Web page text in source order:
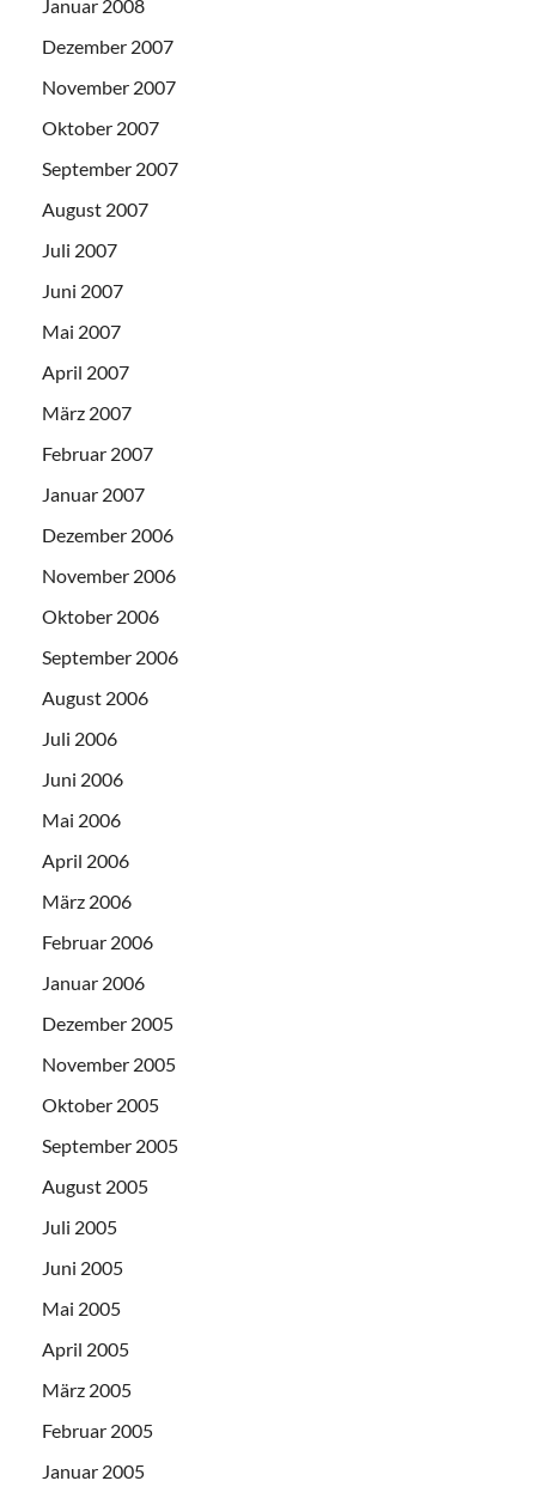
Januar 2008
Dezember 2007
November 2007
Oktober 2007
September 2007
August 2007
Juli 2007
Juni 2007
Mai 2007
April 2007
März 2007
Februar 2007
Januar 2007
Dezember 2006
November 2006
Oktober 2006
September 2006
August 2006
Juli 2006
Juni 2006
Mai 2006
April 2006
März 2006
Februar 2006
Januar 2006
Dezember 2005
November 2005
Oktober 2005
September 2005
August 2005
Juli 2005
Juni 2005
Mai 2005
April 2005
März 2005
Februar 2005
Januar 2005